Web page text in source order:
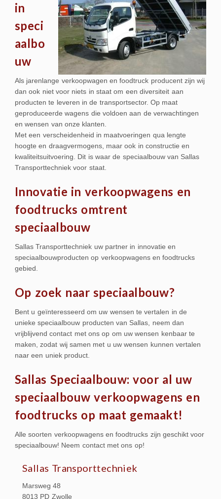
in
speci
aalbo
uw
Als jarenlange verkoopwagen en foodtruck producent zijn wij
dan ook niet voor niets in staat om een diversiteit aan
producten te leveren in de transportsector. Op maat
geproduceerde wagens die voldoen aan de verwachtingen
en wensen van onze klanten.
Met een verscheidenheid in maatvoeringen qua lengte
hoogte en draagvermogens, maar ook in constructie en
kwaliteitsuitvoering. Dit is waar de speciaalbouw van Sallas
Transporttechniek voor staat.
Innovatie in verkoopwagens en
foodtrucks omtrent
speciaalbouw
Sallas Transporttechniek uw partner in innovatie en
speciaalbouwproducten op verkoopwagens en foodtrucks
gebied.
Op zoek naar speciaalbouw?
Bent u geïnteresseerd om uw wensen te vertalen in de
unieke speciaalbouw producten van Sallas, neem dan
vrijblijvend contact met ons op om uw wensen kenbaar te
maken, zodat wij samen met u uw wensen kunnen vertalen
naar een uniek product.
Sallas Speciaalbouw: voor al uw
speciaalbouw verkoopwagens en
foodtrucks op maat gemaakt!
Alle soorten verkoopwagens en foodtrucks zijn geschikt voor
speciaalbouw! Neem contact met ons op!
Sallas Transporttechniek
Marsweg 48
8013 PD Zwolle